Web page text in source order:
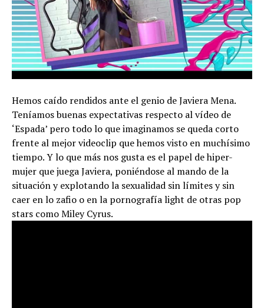
Hemos caído rendidos ante el genio de Javiera Mena.
Teníamos buenas expectativas respecto al vídeo de
‘Espada’ pero todo lo que imaginamos se queda corto
frente al mejor videoclip que hemos visto en muchísimo
tiempo. Y lo que más nos gusta es el papel de hiper-
mujer que juega Javiera, poniéndose al mando de la
situación y explotando la sexualidad sin límites y sin
caer en lo zafio o en la pornografía light de otras pop
stars como Miley Cyrus.